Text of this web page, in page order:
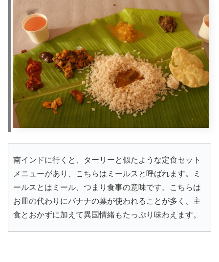
南インドに行くと、ターリーと似たような定食セット
メニューがあり、こちらはミールスと呼ばれます。ミ
ールスとはミール、つまり食事の意味です。こちらは
お皿の代わりにバナナの葉が使われることが多く、主
食とおかずに加えて異国情緒もたっぷり味わえます。